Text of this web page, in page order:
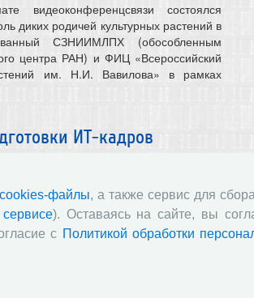
состоялся
диких родичей культурных растений в
СЗНИИМЛПХ (обособленным
центра РАН) и ФИЦ «Всероссийский
им. Н.И. Вавилова» в рамках
ИТ-кадров
преодоления»
школы «Проблемы комплексного
и социальных процессов»
корр. РАН В.А. Ильин) в отделе
и экономики знаний состоялся
cookies-файлы, а также сервис для
). Оставаясь на сайте, вы
с Политикой обработки